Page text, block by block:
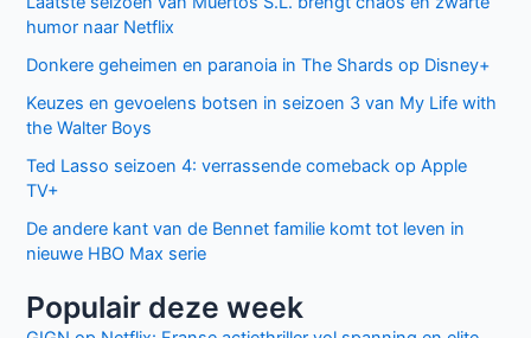
humor naar Netflix
Donkere geheimen en paranoia in The Shards op Disney+
Keuzes en gevoelens botsen in seizoen 3 van My Life with
the Walter Boys
Ted Lasso seizoen 4: verrassende comeback op Apple
TV+
De andere kant van de Bennet familie komt tot leven in
nieuwe HBO Max serie
Populair deze week